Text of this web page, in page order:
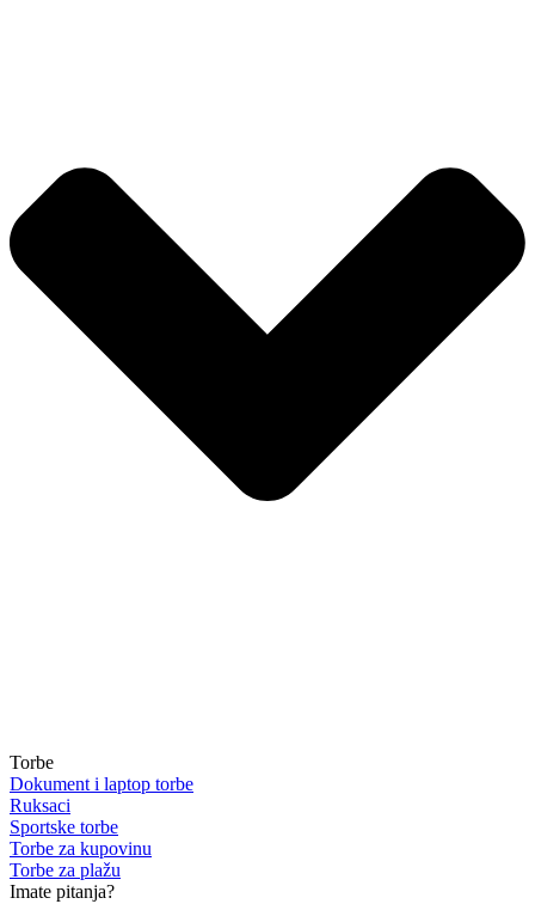
Torbe
Dokument i laptop torbe
Ruksaci
Sportske torbe
Torbe za kupovinu
Torbe za plažu
Imate pitanja?